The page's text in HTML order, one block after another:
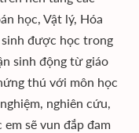
học, Vật lý, Hóa
được học trong
sinh động từ giáo
thú với môn học
nghiên cứu,
sẽ vun đắp đam